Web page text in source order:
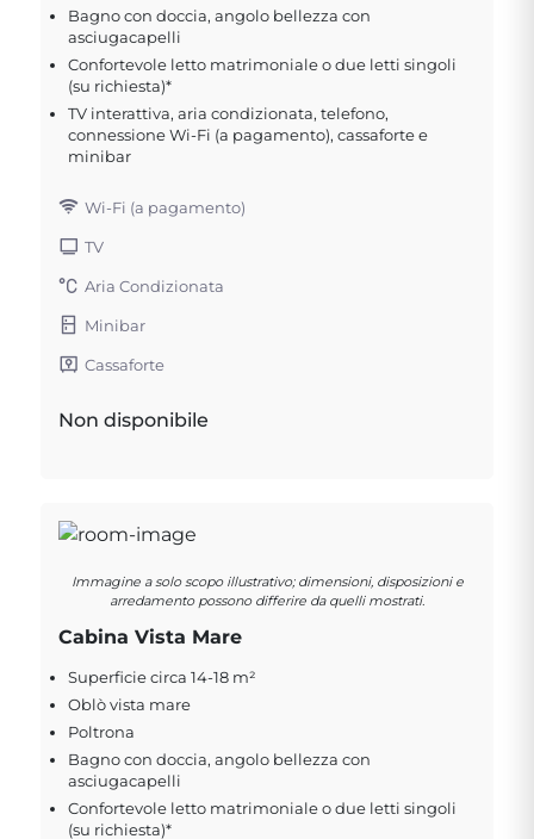
Bagno con doccia, angolo bellezza con
asciugacapelli
Confortevole letto matrimoniale o due letti singoli
(su richiesta)*
TV interattiva, aria condizionata, telefono,
connessione Wi-Fi (a pagamento), cassaforte e
minibar
Wi-Fi (a pagamento)
TV
Aria Condizionata
Minibar
Cassaforte
Non disponibile
Immagine a solo scopo illustrativo; dimensioni, disposizioni e
arredamento possono differire da quelli mostrati.
Cabina Vista Mare
Superficie circa 14-18 m²
Oblò vista mare
Poltrona
Bagno con doccia, angolo bellezza con
asciugacapelli
Confortevole letto matrimoniale o due letti singoli
(su richiesta)*